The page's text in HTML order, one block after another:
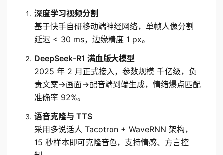
深度学习视频分割
基于快手自研移动端神经网络，单帧人像分割
延迟 < 30 ms，边缘精度 1 px。
DeepSeek-R1 满血版大模型
2025 年 2 月正式接入，参数规模 千亿级，负
责文案→画面→配音端到端生成，情绪爆点匹配
准确率 92%。
语音克隆与 TTS
采用多说话人 Tacotron + WaveRNN 架构，
15 秒样本即可克隆音色，支持情感、方言控